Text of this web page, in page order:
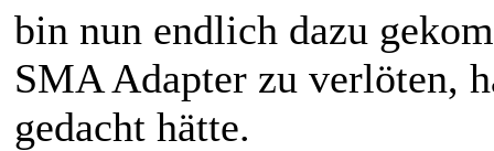
bin nun endlich dazu
SMA Adapter zu verlöten,
gedacht hätte.